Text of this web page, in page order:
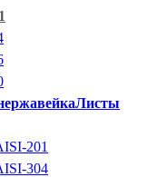
Листы
201
304